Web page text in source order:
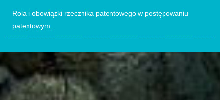
Rola i obowiązki rzecznika patentowego w postępowaniu
patentowym.